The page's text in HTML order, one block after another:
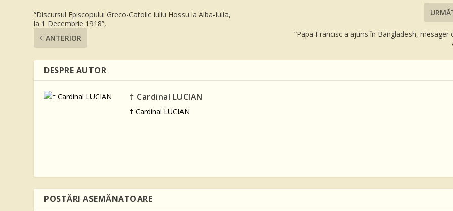
“Discursul Episcopului Greco-Catolic Iuliu Hossu la Alba-Iulia,
la 1 Decembrie 1918”,
ANTERIOR
“Papa Francisc a ajuns în Bangladesh, mesager
DESPRE AUTOR
† Cardinal LUCIAN
† Cardinal LUCIAN
POSTĂRI ASEMĂNATOARE